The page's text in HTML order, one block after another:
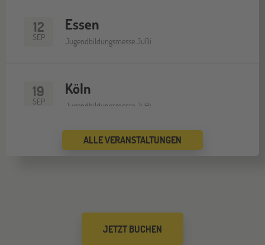
12
SEP
Essen
Jugendbildungsmesse JuBi
19
SEP
Köln
Jugendbildungsmesse JuBi
Bremen
Düsseldorf
Jugendbildungsmesse JuBi
ALLE VERANSTALTUNGEN
JETZT BUCHEN